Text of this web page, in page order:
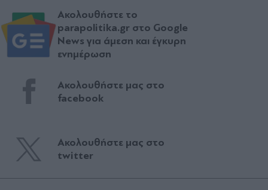
Ακολουθήστε το
parapolitika.gr στο Google
News για άμεση και έγκυρη
ενημέρωση
Ακολουθήστε μας στο
facebook
Ακολουθήστε μας στο
twitter